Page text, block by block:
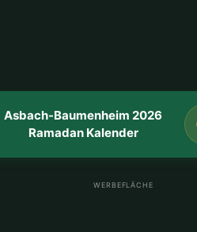
Asbach-Baumenheim 2026
Ramadan Kalender
WERBEFLÄCHE